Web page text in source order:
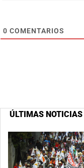
0 COMENTARIOS
ÚLTIMAS NOTICIAS